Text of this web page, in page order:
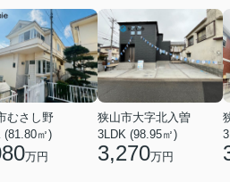
むさし野
(81.80㎡)
万円
狭山市大字北入曽
3LDK (98.95㎡)
3,270万円